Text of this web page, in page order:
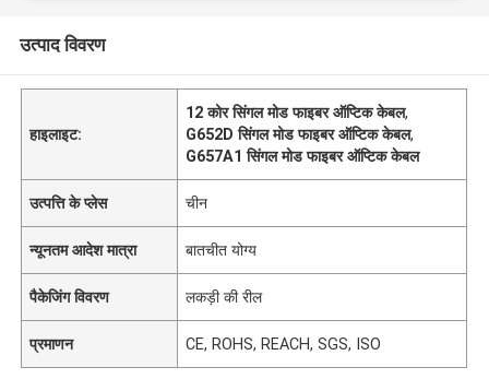
उत्पाद विवरण
हाइलाइट:
12 कोर सिंगल मोड फाइबर ऑप्टिक केबल,
G652D सिंगल मोड फाइबर ऑप्टिक केबल,
G657A1 सिंगल मोड फाइबर ऑप्टिक केबल
उत्पत्ति के प्लेस चीन
न्यूनतम आदेश मात्रा बातचीत योग्य
पैकेजिंग विवरण लकड़ी की रील
प्रमाणन CE, ROHS, REACH, SGS, ISO